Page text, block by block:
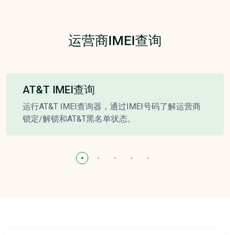
运营商IMEI查询
AT&T IMEI查询
运行AT&T IMEI查询器，通过IMEI号码了解运营商
锁定/解锁和AT&T黑名单状态。